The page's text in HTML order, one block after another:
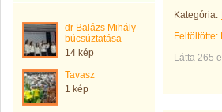
dr Balázs Mihály
búcsúztatása
14 kép
Tavasz
1 kép
Kategória:
Feltöltötte:
Látta 265